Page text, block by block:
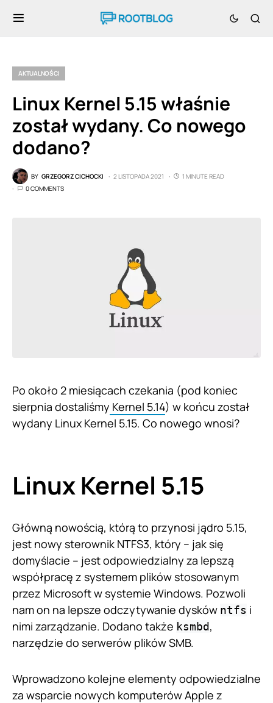
AKTUALNOŚCI
Linux Kernel 5.15 właśnie
został wydany. Co nowego
dodano?
BY GRZEGORZ CICHOCKI 2 LISTOPADA 2021
1 MINUTE READ
0 COMMENTS
Po około 2 miesiącach czekania (pod koniec
sierpnia dostaliśmy Kernel 5.14) w końcu został
wydany Linux Kernel 5.15. Co nowego wnosi?
Linux Kernel 5.15
Główną nowością, którą to przynosi jądro 5.15,
jest nowy sterownik NTFS3, który – jak się
domyślacie – jest odpowiedzialny za lepszą
współpracę z systemem plików stosowanym
przez Microsoft w systemie Windows. Pozwoli
nam on na lepsze odczytywanie dysków ntfs i
nimi zarządzanie. Dodano także ksmbd,
narzędzie do serwerów plików SMB.
Wprowadzono kolejne elementy odpowiedzialne
za wsparcie nowych komputerów Apple z